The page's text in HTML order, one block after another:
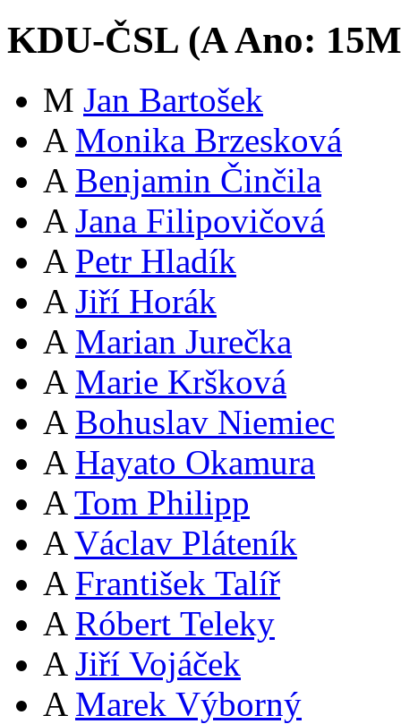
KDU-ČSL (AAno: 15M
M Jan Bartošek
A Monika Brzesková
A Benjamin Činčila
A Jana Filipovičová
A Petr Hladík
A Jiří Horák
A Marian Jurečka
A Marie Kršková
A Bohuslav Niemiec
A Hayato Okamura
A Tom Philipp
A Václav Pláteník
A František Talíř
A Róbert Teleky
A Jiří Vojáček
A Marek Výborný